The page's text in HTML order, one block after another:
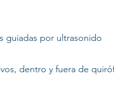
guiadas por ultrasonido
dentro y fuera de